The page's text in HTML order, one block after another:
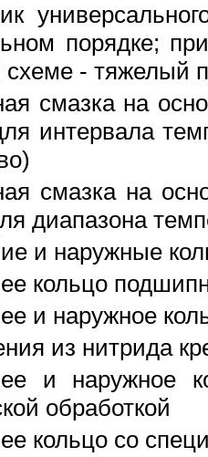
порядке;
схеме - тяжелый
смазка на
интервала
смазка на
диапазона
и наружные
кольцо
и наружное
из нитрида
и наружное
обработкой
кольцо со